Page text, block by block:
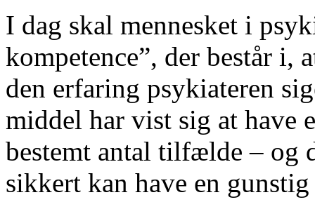
I dag skal mennesket i
kompetence”, der består i,
den erfaring psykiateren
middel har vist sig at have
bestemt antal tilfælde – og
sikkert kan have en